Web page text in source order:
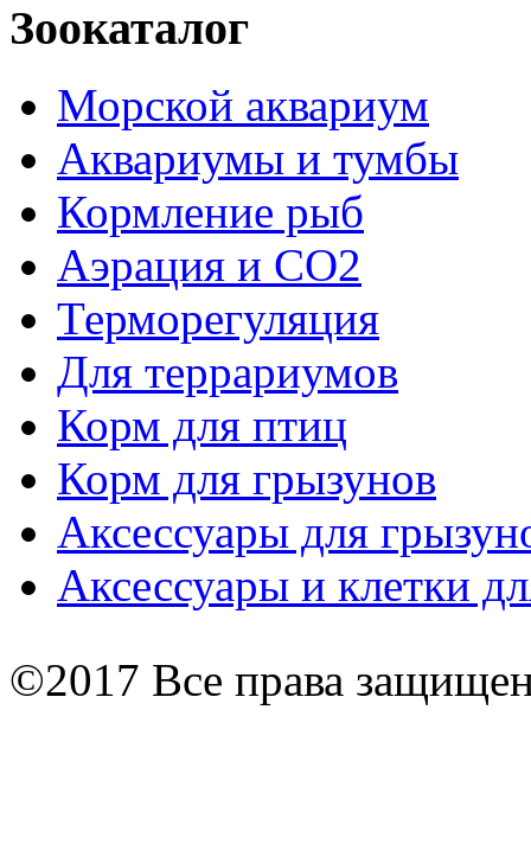
Зоокаталог
Морской аквариум
Аквариумы и тумбы
Кормление рыб
Аэрация и СО2
Терморегуляция
Для террариумов
Корм для птиц
Корм для грызунов
Аксессуары для
Аксессуары и клетки
©2017 Все права